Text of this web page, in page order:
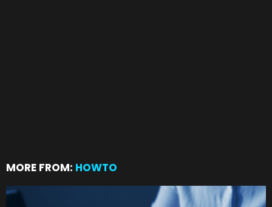
MORE FROM: HOWTO